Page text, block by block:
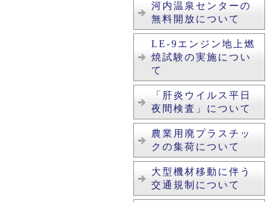
河内温泉センターの
無料開放について
LE-9エンジン地上燃
焼試験の実施につい
て
「肝炎ウイルス平日
夜間検査」について
農業用廃プラスチッ
クの集荷について
大型機材移動に伴う
交通規制について